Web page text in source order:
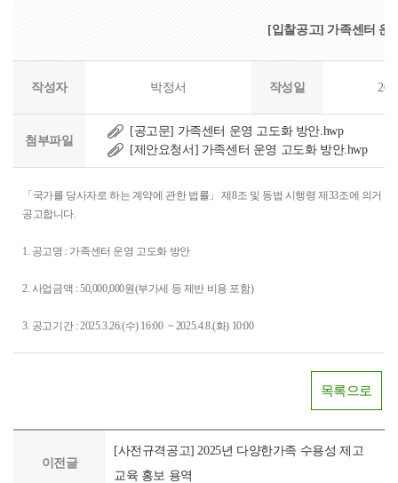
[입찰공고] 가족센터 운
작성자 박정서 작성일
첨부파일
[공고문] 가족센터 운영 고도화 방안.hwp
[제안요청서] 가족센터 운영 고도화 방안.hwp
「국가를 당사자로 하는 계약에 관한 법률」 제8조 및 동법 시행령 제33조에 의거 「
공고합니다.
1. 공고명 : 가족센터 운영 고도화 방안
2. 사업금액 : 50,000,000원(부가세 등 제반 비용 포함)
3. 공고기간 : 2025.3.26.(수) 16:00 ~ 2025.4.8.(화) 10:00
목록으로
이전글
[사전규격공고] 2025년 다양한가족 수용성 제고
교육 홍보 용역